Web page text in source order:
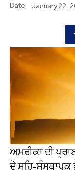
Date: January 22,
ਅਮਰੀਕਾ ਦੀ
ਦੇ ਸਹਿ-ਸੰਸਥਾਪਕ